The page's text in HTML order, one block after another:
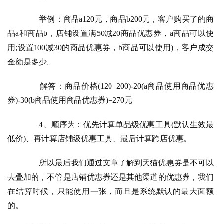
举例：商品a120元，商品b200元，客户购买了的商
品a和商品b，店铺设置满50减20商品优惠券，a商品可以使
用;设置100减30的商品优惠券，b商品可以使用)，客户成交
金额是多少。
解答：商品价格(120+200)-20(a商品使用商品优惠
券)-30(b商品使用商品优惠券)=270元
4、 顺序为：优先计算单品级优惠工具(默认生效最
低价)、再计算店铺级优惠工具、最后计算跨店优惠。
所以最后我们通过文章了解到天猫优惠券是不可以
去叠加的，不管是店铺优惠券还是其他渠道的优惠券，我们
在结算时候，只能使用一张，而且是系统默认的最大面额
的。